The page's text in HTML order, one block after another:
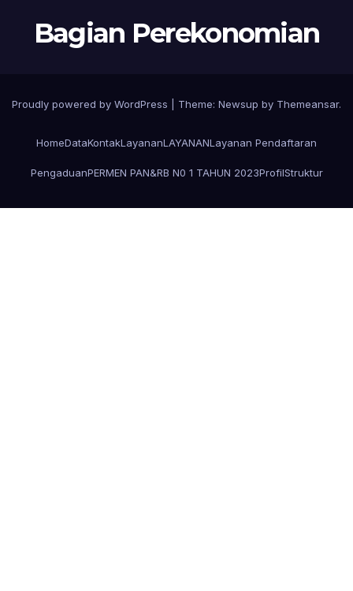
Bagian Perekonomian
Proudly powered by WordPress Theme: Newsup by Themeansar.
HomeDataKontakLayananLAYANANLayanan Pendaftaran
PengaduanPERMEN PAN&RB N0 1 TAHUN 2023ProfilStruktur